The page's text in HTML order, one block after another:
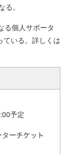
。
る個人サポータ
ている。詳しくは
予定
ー